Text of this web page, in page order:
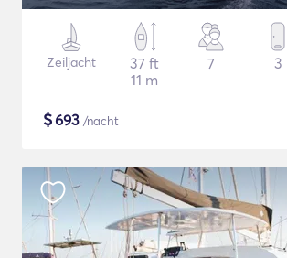
Zeiljacht
37 ft
11 m
7 3
$693 /nacht